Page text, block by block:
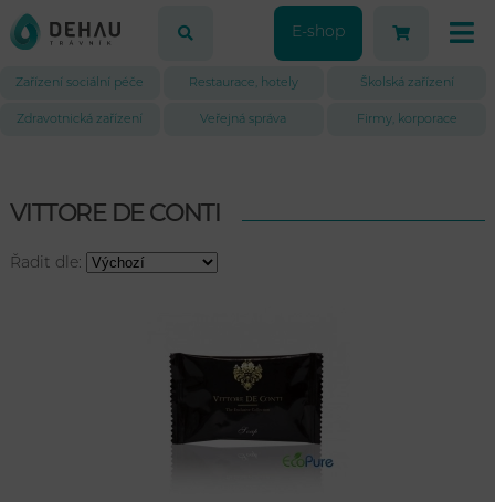
E-shop
Zařízení sociální péče Restaurace, hotely Školská zařízení
Zdravotnická zařízení Veřejná správa Firmy, korporace
VITTORE DE CONTI
Řadit dle: